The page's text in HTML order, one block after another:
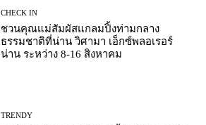
CHECK IN
ชวนคุณแม่สัมผัสแกลมปิ้งท่ามกลาง
ธรรมชาติที่น่าน วิศามา เอ็กซ์พลอเรอร์
น่าน ระหว่าง 8-16 สิงหาคม
TRENDY